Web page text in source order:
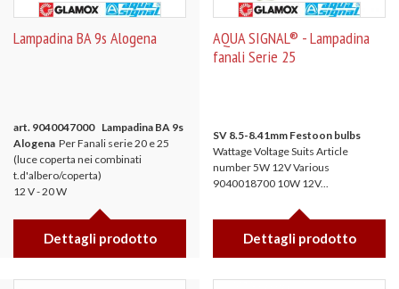
Lampadina BA 9s Alogena
art. 9040047000 Lampadina BA 9s
Alogena Per Fanali serie 20 e 25
(luce coperta nei combinati
t.d'albero/coperta)
12 V - 20 W
Dettagli prodotto
AQUA SIGNAL® - Lampadina
fanali Serie 25
SV 8.5-8.41mm Festoon bulbs
Wattage Voltage Suits Article
number 5W 12V Various
9040018700 10W 12V...
Dettagli prodotto